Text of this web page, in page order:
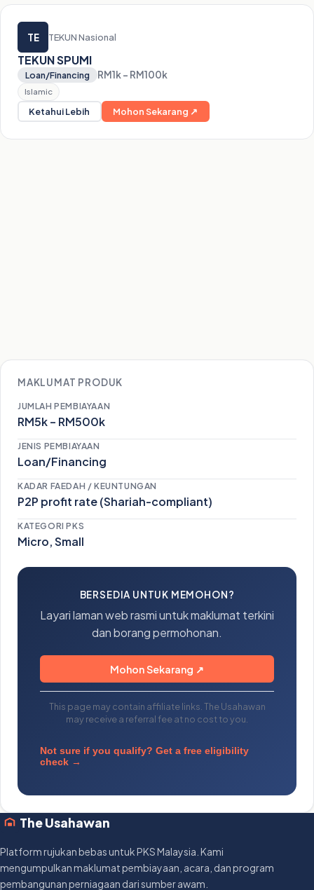
TE TEKUN Nasional
TEKUN SPUMI
Loan/Financing RM1k – RM100k
Islamic
Ketahui Lebih Mohon Sekarang ↗
MAKLUMAT PRODUK
JUMLAH PEMBIAYAAN
RM5k – RM500k
JENIS PEMBIAYAAN
Loan/Financing
KADAR FAEDAH / KEUNTUNGAN
P2P profit rate (Shariah-compliant)
KATEGORI PKS
Micro, Small
BERSEDIA UNTUK MEMOHON?
Layari laman web rasmi untuk maklumat terkini
dan borang permohonan.
Mohon Sekarang ↗
This page may contain affiliate links. The Usahawan
may receive a referral fee at no cost to you.
Not sure if you qualify? Get a free eligibility
check →
The Usahawan
Platform rujukan bebas untuk PKS Malaysia. Kami
mengumpulkan maklumat pembiayaan, acara, dan program
pembangunan perniagaan dari sumber awam.